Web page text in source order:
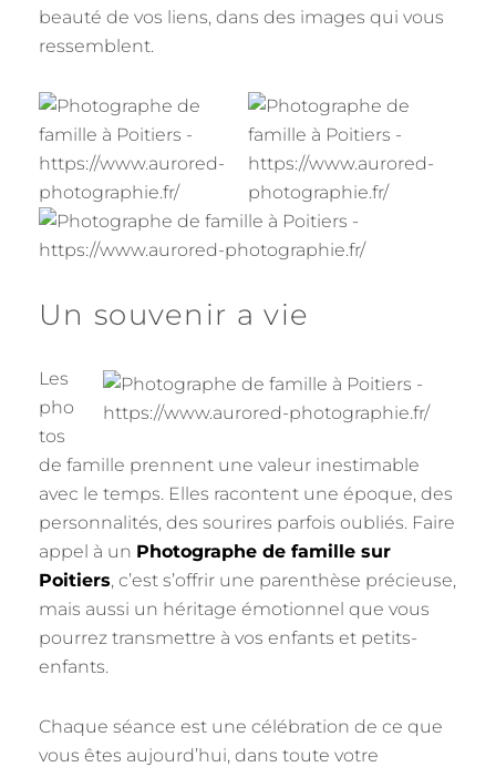
beauté de vos liens, dans des images qui vous
ressemblent.
Un souvenir a vie
Les
pho
tos
de famille prennent une valeur inestimable
avec le temps. Elles racontent une époque, des
personnalités, des sourires parfois oubliés. Faire
appel à un Photographe de famille sur
Poitiers, c’est s’offrir une parenthèse précieuse,
mais aussi un héritage émotionnel que vous
pourrez transmettre à vos enfants et petits-
enfants.
Chaque séance est une célébration de ce que
vous êtes aujourd’hui, dans toute votre